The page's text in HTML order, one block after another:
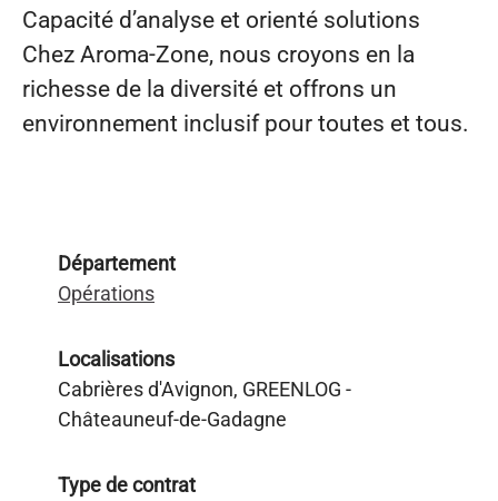
Capacité d’analyse et orienté solutions
Chez Aroma‑Zone, nous croyons en la
richesse de la diversité et offrons un
environnement inclusif pour toutes et tous.
Département
Opérations
Localisations
Cabrières d'Avignon, GREENLOG -
Châteauneuf-de-Gadagne
Type de contrat